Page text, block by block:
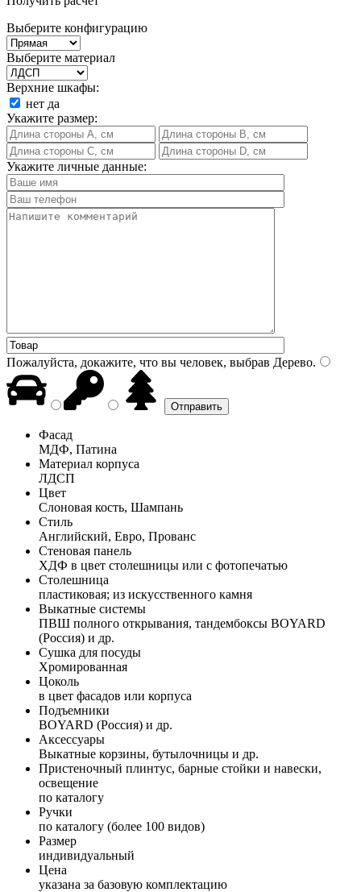
Выберите конфигурацию
Выберите материал
Верхние шкафы:
нет да
Укажите размер:
Укажите личные данные:
Пожалуйста, докажите, что вы человек, выбрав Дерево.
Фасад
МДФ, Патина
Материал корпуса
ЛДСП
Цвет
Слоновая кость, Шампань
Стиль
Английский, Евро, Прованс
Стеновая панель
ХДФ в цвет столешницы или с фотопечатью
Столешница
пластиковая; из искусственного камня
Выкатные системы
ПВШ полного открывания, тандембоксы BOYARD
(Россия) и др.
Сушка для посуды
Хромированная
Цоколь
в цвет фасадов или корпуса
Подъемники
BOYARD (Россия) и др.
Аксессуары
Выкатные корзины, бутылочницы и др.
Пристеночный плинтус, барные стойки и навески,
освещение
по каталогу
Ручки
по каталогу (более 100 видов)
Размер
индивидуальный
Цена
указана за базовую комплектацию